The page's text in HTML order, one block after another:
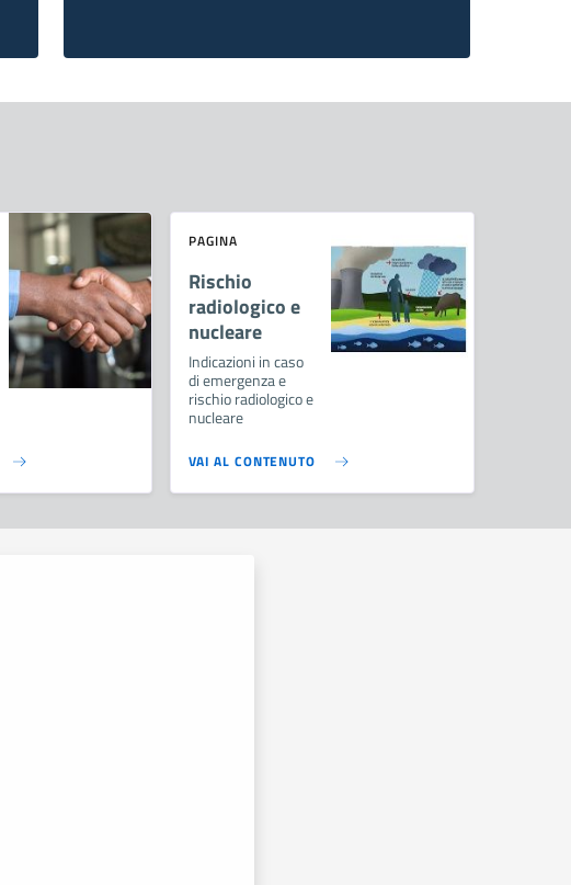
PAGINA
Rischio
radiologico e
nucleare
Indicazioni in caso
di emergenza e
rischio radiologico e
nucleare
VAI AL CONTENUTO